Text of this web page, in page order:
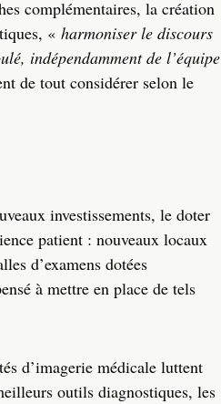
complémentaires, la création
« harmoniser le discours
indépendamment de l’équipe
de tout considérer selon le
investissements, le doter
patient : nouveaux locaux
d’examens dotées
à mettre en place de tels
d’imagerie médicale luttent
outils diagnostiques, les